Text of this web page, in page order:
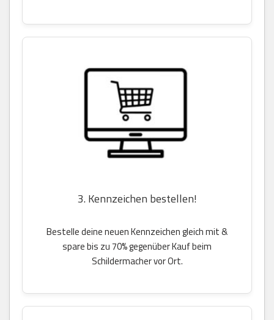
3. Kennzeichen bestellen!
Bestelle deine neuen Kennzeichen gleich mit &
spare bis zu 70% gegenüber Kauf beim
Schildermacher vor Ort.